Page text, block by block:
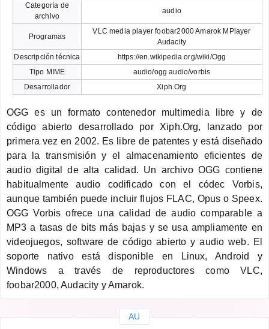
Categoría de
archivo
audio
Programas
VLC media player foobar2000 Amarok MPlayer
Audacity
Descripción técnica
https://en.wikipedia.org/wiki/Ogg
Tipo MIME
audio/ogg audio/vorbis
Desarrollador
Xiph.Org
OGG es un formato contenedor multimedia libre y de
código abierto desarrollado por Xiph.Org, lanzado por
primera vez en 2002. Es libre de patentes y está diseñado
para la transmisión y el almacenamiento eficientes de
audio digital de alta calidad. Un archivo OGG contiene
habitualmente audio codificado con el códec Vorbis,
aunque también puede incluir flujos FLAC, Opus o Speex.
OGG Vorbis ofrece una calidad de audio comparable a
MP3 a tasas de bits más bajas y se usa ampliamente en
videojuegos, software de código abierto y audio web. El
soporte nativo está disponible en Linux, Android y
Windows a través de reproductores como VLC,
foobar2000, Audacity y Amarok.
AU